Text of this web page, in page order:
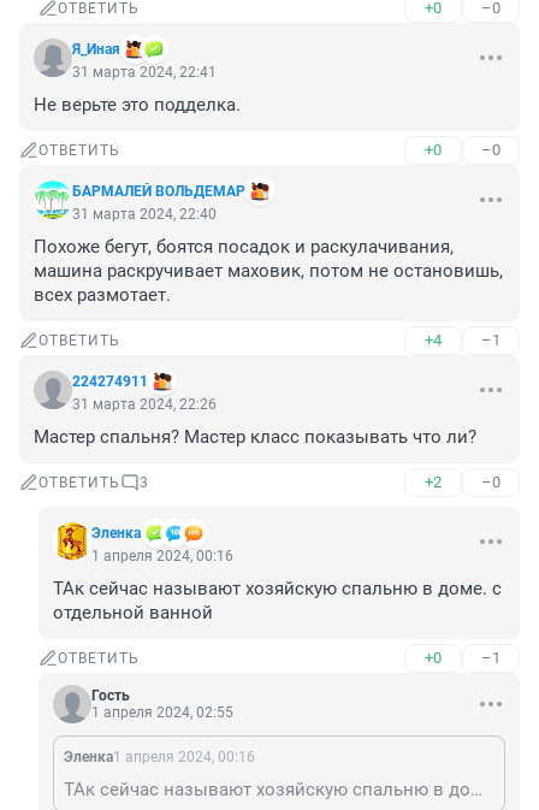
ОТВЕТИТЬ +0 –0
Я_Иная
31 марта 2024, 22:41
Не верьте это подделка.
ОТВЕТИТЬ +0 –0
БАРМАЛЕЙ ВОЛЬДЕМАР
31 марта 2024, 22:40
Похоже бегут, боятся посадок и раскулачивания,
машина раскручивает маховик, потом не остановишь,
всех размотает.
ОТВЕТИТЬ +4 –1
224274911
31 марта 2024, 22:26
Мастер спальня? Мастер класс показывать что ли?
ОТВЕТИТЬ 3 +2 –0
Эленка
1 апреля 2024, 00:16
ТАк сейчас называют хозяйскую спальню в доме. с
отдельной ванной
ОТВЕТИТЬ +0 –1
Гость
1 апреля 2024, 02:55
Эленка1 апреля 2024, 00:16
ТАк сейчас называют хозяйскую спальню в доме. с отдельной ванной